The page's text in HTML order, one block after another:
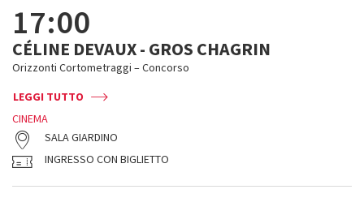
17:00
CÉLINE DEVAUX - GROS CHAGRIN
Orizzonti Cortometraggi – Concorso
LEGGI TUTTO
CINEMA
SALA GIARDINO
INGRESSO CON BIGLIETTO